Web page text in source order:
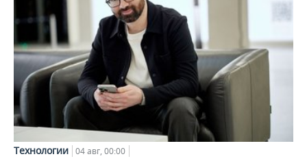
Технологии 04 авг, 00:00